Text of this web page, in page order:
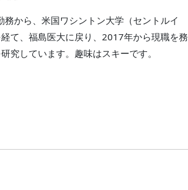
から、米国ワシントン大学（セントルイ
て、福島医大に戻り、2017年から現職を
究しています。趣味はスキーです。